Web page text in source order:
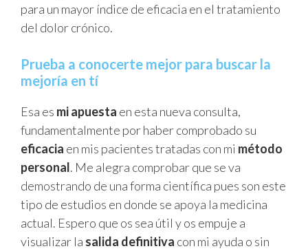
para un mayor índice de eficacia en el tratamiento
del dolor crónico.
Prueba a conocerte mejor para buscar la
mejoría en tí
Esa es mi apuesta en esta nueva consulta,
fundamentalmente por haber comprobado su
eficacia en mis pacientes tratadas con mi método
personal. Me alegra comprobar que se va
demostrando de una forma científica pues son este
tipo de estudios en donde se apoya la medicina
actual. Espero que os sea útil y os empuje a
visualizar la salida definitiva con mi ayuda o sin